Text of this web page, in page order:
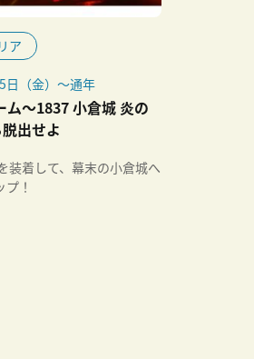
ア
日（金）～通年
ム～1837 小倉城 炎の
出せよ
装着して、幕末の小倉城へ
！